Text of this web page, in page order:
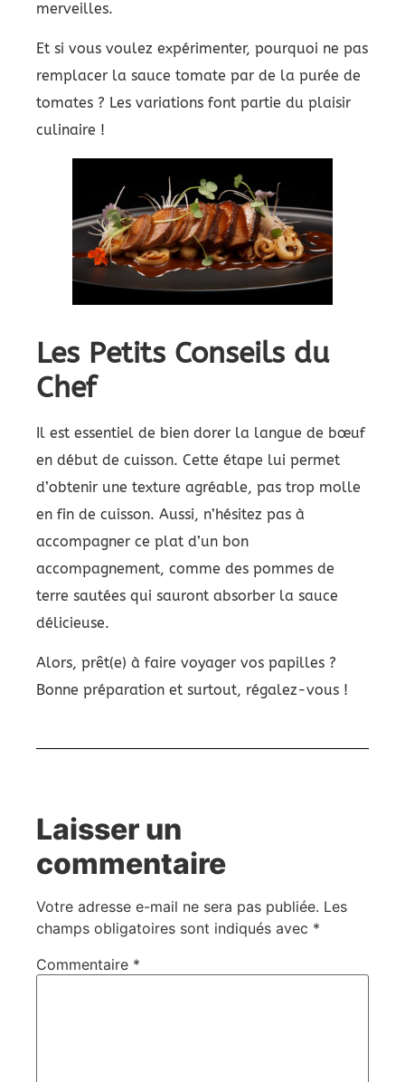
merveilles.
Et si vous voulez expérimenter, pourquoi ne pas
remplacer la sauce tomate par de la purée de
tomates ? Les variations font partie du plaisir
culinaire !
Les Petits Conseils du
Chef
Il est essentiel de bien dorer la langue de bœuf
en début de cuisson. Cette étape lui permet
d’obtenir une texture agréable, pas trop molle
en fin de cuisson. Aussi, n’hésitez pas à
accompagner ce plat d’un bon
accompagnement, comme des pommes de
terre sautées qui sauront absorber la sauce
délicieuse.
Alors, prêt(e) à faire voyager vos papilles ?
Bonne préparation et surtout, régalez-vous !
Laisser un
commentaire
Votre adresse e-mail ne sera pas publiée. Les
champs obligatoires sont indiqués avec *
Commentaire *